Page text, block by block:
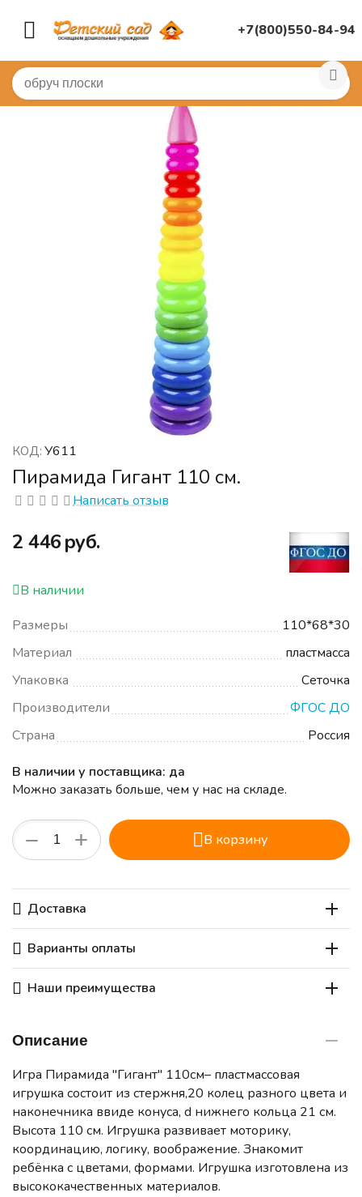
+7(800)550-84-94
Главная / ДИДАКТИЧЕСКИЕ ИГРЫ Развивающие
КОД: У611
Пирамида Гигант 110 см.
Написать отзыв
‍2 446‍руб.
В наличии
Размеры
110*68*30
Материал
пластмасса
Упаковка
Сеточка
Производители
ФГОС ДО
Страна
Россия
В наличии у поставщика: да
Можно заказать больше, чем у нас на складе.
+
− В корзину
Доставка
Варианты оплаты
Наши преимущества
Описание
Игра Пирамида "Гигант" 110см– пластмассовая
игрушка состоит из стержня,20 колец разного цвета и
наконечника ввиде конуса, d нижнего кольца 21 см.
Высота 110 см. Игрушка развивает моторику,
координацию, логику, воображение. Знакомит
ребёнка с цветами, формами. Игрушка изготовлена из
высококачественных материалов.